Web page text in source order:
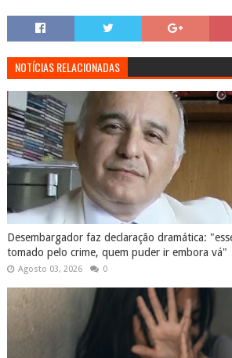
NOTÍCIAS RELACIONADAS
Desembargador faz declaração dramática:
tomado pelo crime, quem puder ir embora vá"
Agosto 03, 2026 0